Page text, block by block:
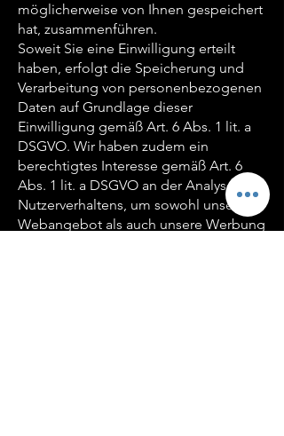
möglicherweise von Ihnen gespeichert
hat, zusammenführen.
Soweit Sie eine Einwilligung erteilt
haben, erfolgt die Speicherung und
Verarbeitung von personenbezogenen
Daten auf Grundlage dieser
Einwilligung gemäß Art. 6 Abs. 1 lit. a
DSGVO. Wir haben zudem ein
berechtigtes Interesse gemäß Art. 6
Abs. 1 lit. a DSGVO an der Analyse des
Nutzerverhaltens, um sowohl unser
Webangebot als auch unsere Werbung